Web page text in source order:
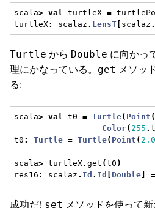
scala> val turtleX =
turtleX: scalaz . LensT scalaz .
Turtle から Double に向かっ
理にかなっている。
get メソッ
る:
scala> val t0 = Turtle( Point (
Color( 255 .
t0 : Turtle = Turtle( Point ( 2.0
scala> turtleX.get (t0 )
res16 : scalaz . Id . Id [Double =
成功だ! set メソッドを使って